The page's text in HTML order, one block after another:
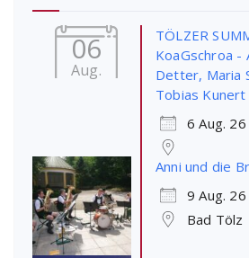
06
Aug.
TÖLZER
KoaGschroa -
Detter, Maria
Tobias
6 Aug. 26
Anni und die
9 Aug. 26
Bad Tölz